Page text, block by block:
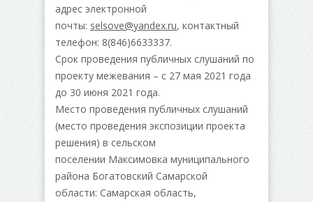
адрес электронной
почты: selsove@yandex.ru, контактный
телефон: 8(846)6633337.
Срок проведения публичных слушаний по
проекту межевания – с 27 мая 2021 года
до 30 июня 2021 года.
Место проведения публичных слушаний
(место проведения экспозиции проекта
решения) в сельском
поселении Максимовка муниципального
района Богатовский Самарской
области: Самарская область,